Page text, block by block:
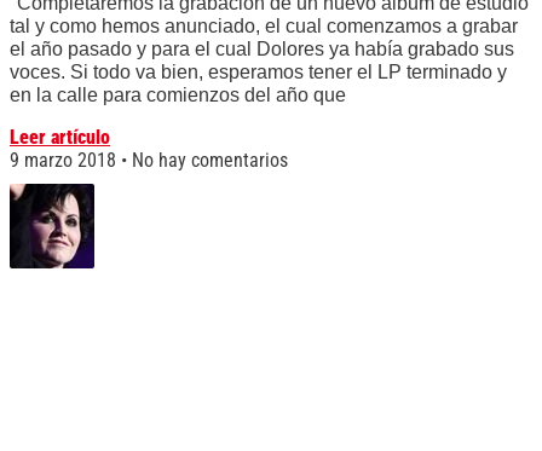
tal y como hemos anunciado, el cual comenzamos a grabar
el año pasado y para el cual Dolores ya había grabado sus
voces. Si todo va bien, esperamos tener el LP terminado y
en la calle para comienzos del año que
Leer artículo
9 marzo 2018
No hay comentarios